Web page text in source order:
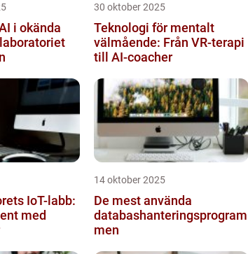
i okända
30 oktober 2025
Teknologi för mentalt
välmående: Från VR-terapi
till AI-coacher
IoT-labb:
med
14 oktober 2025
De mest använda
databashanteringsprogram
men